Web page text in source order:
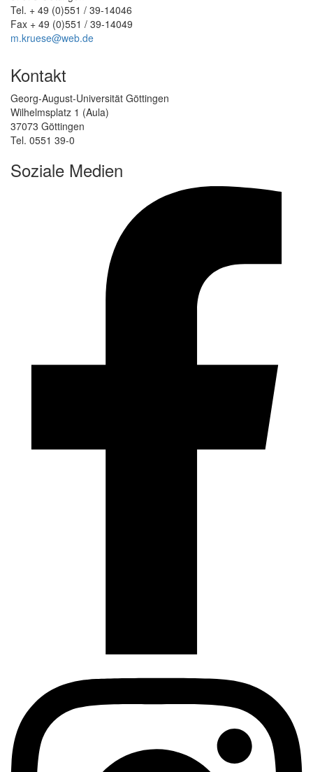
Tel. + 49 (0)551 / 39-14046
Fax + 49 (0)551 / 39-14049
m.kruese@web.de
Kontakt
Georg-August-Universität Göttingen
Wilhelmsplatz 1 (Aula)
37073 Göttingen
Tel. 0551 39-0
Soziale Medien